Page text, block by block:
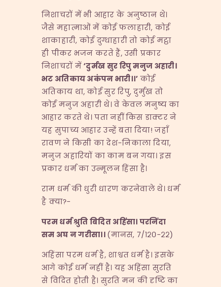
निशाचरों में भी आहार के अनुष्ठान थे।
जैसे महात्माओं में कोई फलाहारी, कोई
शाकाहारी, कोई दुग्धाहारी तो कोई मट्ठा
ही पीकर भजन करते हैं, उसी प्रकार
निशाचरों में‘दुर्मखसुररिपुमनुज अहारी।
भट अतिकायअकंपनभारी।।’ कोई
अतिकाय था, कोई सुर रिपु, दुर्मुख तो
कोई मनुज अहारी थे। वे केवल मनुष्य का
आहार करते थे। पता नहीं किस डाक्टर ने
यह सुपाच्य आहार उन्हें बता दिया! जहाँ
रावण ने किसी का देश-निकाला दिया,
मनुज अहारियों का काम बन गया। इस
प्रकार धर्म का उन्मूलन हिंसा है।
राम धर्म की धुरी धारण करनेवाले थे। धर्म
है क्या?-
परमधर्मश्रुतिबिदितअहिंसा।परनिंदा
सम अघनगरीसा।।(मानस, ७/१२०-२२)
अहिंसा परम धर्म है, शाश्वत धर्म है। इसके
आगे कोई धर्म नहीं है। यह अहिंसा सुरति
से विदित होती है। सुरति मन की दृष्टि का